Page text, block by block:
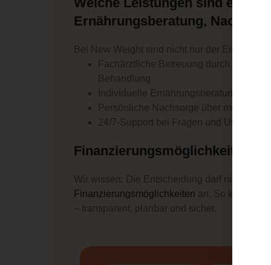
Ernährungsberatung,
Bei New Weight sind nicht nur der Eingriff
Fachärztliche Betreuung durch unser
Behandlung
Individuelle Ernährungsberatung zur
Persönliche Nachsorge über mehrere
24/7-Support bei Fragen und
Finanzierungsmöglichkeiten &
Wir wissen: Die Entscheidung darf nicht am
Finanzierungsmöglichkeiten an. So können
– transparent, planbar und sicher.